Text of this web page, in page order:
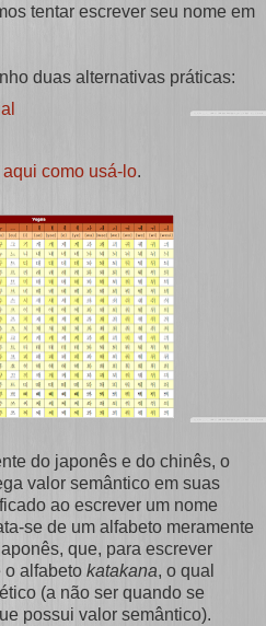
tentar escrever seu nome em
duas alternativas práticas:
como usá-lo.
do japonês e do chinês, o
valor semântico em suas
ao escrever um nome
se de um alfabeto meramente
que, para escrever
o alfabeto katakana, o qual
(a não ser quando se
possui valor semântico).